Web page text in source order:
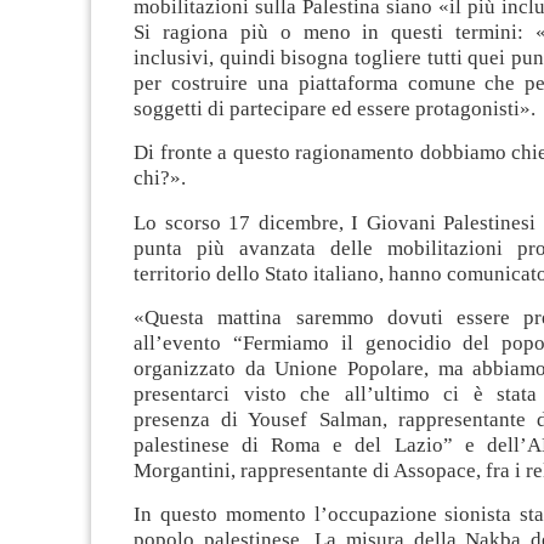
mobilitazioni sulla Palestina siano «il più
Si ragiona più o meno in questi termini:
inclusivi, quindi bisogna togliere tutti quei
per costruire una piattaforma comune che
soggetti di partecipare ed essere protagonisti».
Di fronte a questo ragionamento dobbiamo
chi?».
Lo scorso 17 dicembre, I Giovani
punta più avanzata delle mobilitazioni
territorio dello Stato italiano, hanno
«Questa mattina saremmo dovuti essere
all’evento “Fermiamo il genocidio del
organizzato da Unione Popolare, ma
presentarci visto che all’ultimo ci è stata
presenza di Yousef Salman, rappresentante
palestinese di Roma e del Lazio” e
Morgantini, rappresentante di Assopace, fra i
In questo momento l’occupazione sionista